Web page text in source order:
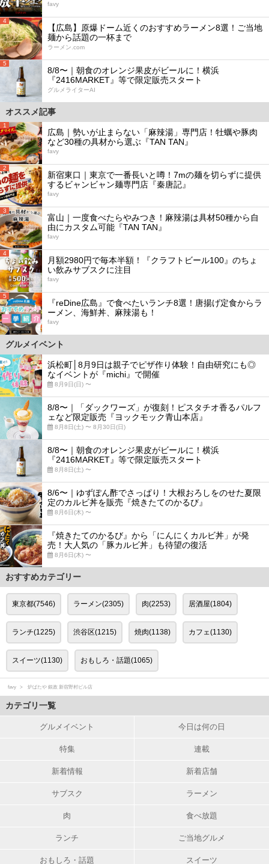
favy
4
【広島】原爆ドーム近くのおすすめラーメン8選！ご当地
麺から話題の一杯まで
ラーメン.com
5
8/8〜｜朝食のオレンジ果皮がビールに！横浜
『2416MARKET』等で限定販売スタート
グルメライターAI
オススメ記事
1
広島｜勢いが止まらない「麻辣湯」専門店！牡蠣や豚肉
など30種の具材から選ぶ『TAN TAN』
favy
2
新宿東口｜東京で一番長いと噂！7mの麺を切らずに提供
するビャンビャン麺専門店『秦唐記』
favy
3
富山｜一度食べたらやみつき！麻辣湯は具材50種から自
由にカスタム可能『TAN TAN』
favy
4
月額2980円で毎本半額！『クラフトビール100』のちょ
い飲みサブスクに注目
favy
5
『reDine広島』で食べたいランチ8選！唐揚げ定食からラ
ーメン、海鮮丼、麻辣湯も！
favy
グルメイベント
浜松町│8月9日は親子でピザ作り体験！自由研究にも◎
なイベントが『michi』で開催
8月9日(日) 〜
8/8〜｜「ダックワーズ」が復刻！ピスタチオ香るパルフ
ェなど限定販売『ヨックモック青山本店』
8月8日(土) 〜 8月30日(日)
8/8〜｜朝食のオレンジ果皮がビールに！横浜
『2416MARKET』等で限定販売スタート
8月8日(土) 〜
8/6〜｜ゆずぽん酢でさっぱり！大根おろしをのせた夏限
定のカルビ丼を販売『焼きたてのかるび』
8月6日(木) 〜
『焼きたてのかるび』から「にんにくカルビ丼」が発
売！大人気の「豚カルビ丼」も待望の復活
8月6日(木) 〜
おすすめカテゴリー
東京都(7546) ラーメン(2305) 肉(2253) 居酒屋(1804)
ランチ(1225) 渋谷区(1215) 焼肉(1138) カフェ(1130)
スイーツ(1130) おもしろ・話題(1065)
favy 炉ばたや 銀政 新宿野村ビル店
カテゴリ一覧
グルメイベント 今日は何の日
特集 連載
新着情報 新着店舗
サブスク ラーメン
肉 食べ放題
ランチ ご当地グルメ
おもしろ・話題 スイーツ